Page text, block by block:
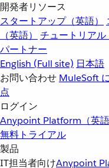
開発者リソース
スタートアップ（英語）
（英語）
チュートリアル
パートナー
English (Full site) 日本語
お問い合わせ MuleSoft
点
ログイン
Anypoint Platform（英語
無料トライアル
製品
IT担当者向けAnypoint